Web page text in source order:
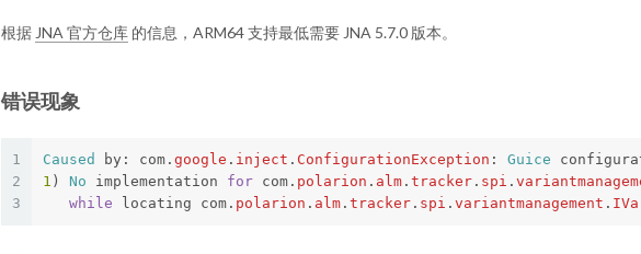
根据 JNA 官方仓库 的信息，ARM64 支持最低需要 JNA 5.7.0 版本。
错误现象
1
2
3
Caused by: com . google . inject . ConfigurationException : Guice
1 ) No implementation for com . polarion . alm . tracker . spi .
while
locating com . polarion . alm . tracker . spi . variantmanagement .